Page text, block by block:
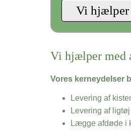
Vi hjælper med
Vores kerneydelser
Levering af
Levering af ligtøj
Lægge afdøde i